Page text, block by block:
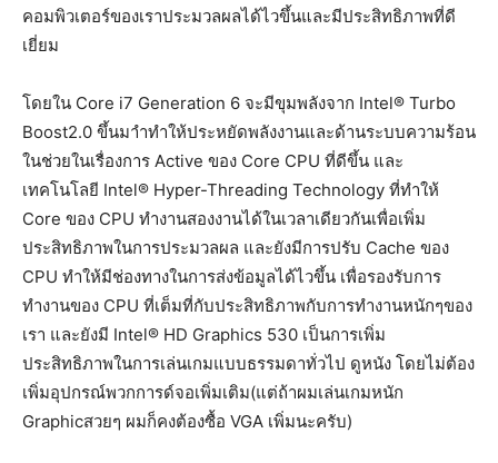
คอมพิวเตอร์ของเราประมวลผลได้ไวขึ้นและมีประสิทธิภาพที่ดี
เยี่ยม
โดยใน Core i7 Generation 6 จะมีขุมพลังจาก Intel® Turbo
Boost2.0 ขึ้นมาำทำให้ประหยัดพลังงานและด้านระบบความร้อน
ในช่วยในเรื่องการ Active ของ Core CPU ที่ดีขึ้น และ
เทคโนโลยี Intel® Hyper-Threading Technology ที่ทำให้
Core ของ CPU ทำงานสองงานได้ในเวลาเดียวกันเพื่อเพิ่ม
ประสิทธิภาพในการประมวลผล และยังมีการปรับ Cache ของ
CPU ทำให้มีช่องทางในการส่งข้อมูลได้ไวขึ้น เพื่อรองรับการ
ทำงานของ CPU ที่เต็มที่กับประสิทธิภาพกับการทำงานหนักๆของ
เรา และยังมี Intel® HD Graphics 530 เป็นการเพิ่ม
ประสิทธิภาพในการเล่นเกมแบบธรรมดาทั่วไป ดูหนัง โดยไม่ต้อง
เพิ่มอุปกรณ์พวกการด์จอเพิ่มเติม(แต่ถ้าผมเล่นเกมหนัก
Graphicสวยๆ ผมก็คงต้องซื้อ VGA เพิ่มนะครับ)